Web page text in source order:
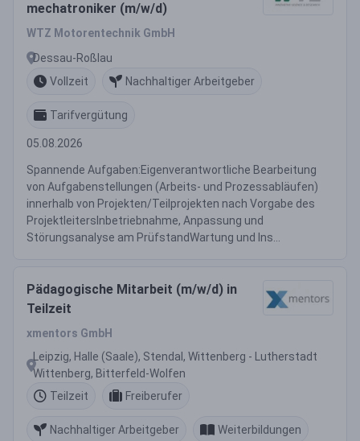
mechatroniker (m/w/d)
WTZ Motorentechnik GmbH
Dessau-Roßlau
Vollzeit
Nachhaltiger Arbeitgeber
Tarifvergütung
05.08.2026
Spannende Aufgaben:Eigenverantwortliche Bearbeitung
von Aufgabenstellungen (Arbeits- und Prozessabläufen)
innerhalb von Projekten/Teilprojekten nach Vorgabe des
ProjektleitersInbetriebnahme, Anpassung und
Störungsanalyse am PrüfstandWartung und Ins...
Pädagogische Mitarbeit (m/w/d) in
Teilzeit
xmentors GmbH
Leipzig, Halle (Saale), Stendal, Wittenberg - Lutherstadt
Wittenberg, Bitterfeld-Wolfen
Teilzeit
Freiberufer
Nachhaltiger Arbeitgeber Weiterbildungen